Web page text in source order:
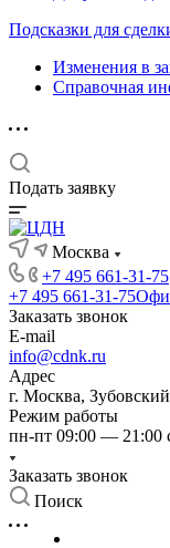
Подсказки для
Изменения в
Справочная
Подать заявку
Москва
+7 495 661-31-75
+7 495 661-31-75
Заказать звонок
E-mail
info@cdnk.ru
Адрес
г. Москва,
Режим работы
пн-пт 09:00 — 21:00
Заказать звонок
Поиск